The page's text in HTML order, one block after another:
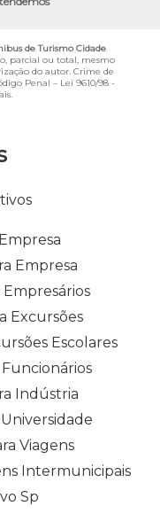
Empresa
Excursões
Escolares
Indústria
Viagens
Intermunicipais
Sp
de Turismo Cidade
parcial ou total, mesmo
do autor. Crime de
Penal – Lei 9610/98 -
.